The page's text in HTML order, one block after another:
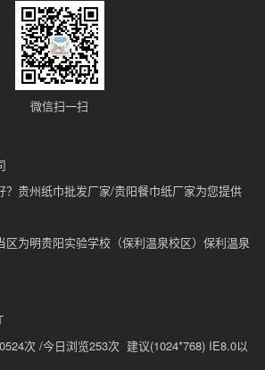
微信扫一扫
？贵州纸巾批发厂家/贵阳餐巾纸厂家为您提供
区为明贵阳实验学校（保利温泉校区）保利温泉
次 /今日浏览253次 建议(1024*768) IE8.0以